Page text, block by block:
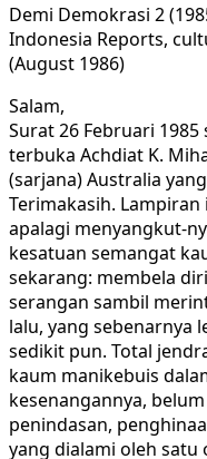
Demi Demokrasi 2
Indonesia Reports,
(August 1986)
Salam,
Surat 26 Februari
terbuka Achdiat K.
(sarjana) Australia
Terimakasih.
apalagi menyangkut-
kesatuan semangat
sekarang: membela
serangan sambil
lalu, yang sebenarnya
sedikit pun. Total
kaum manikebuis
kesenangannya,
penindasan,
yang dialami oleh satu